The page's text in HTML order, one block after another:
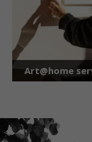
Art@home